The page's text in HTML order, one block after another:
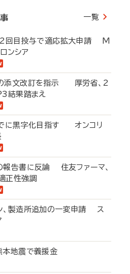
一覧
2回目投与で適応拡大申請 M
ンシア
添文改訂を指示 厚労省、2
結果踏まえ
に黒字化目指す オンコリ
報告書に反論 住友ファーマ、
正性強調
、製造所追加の一変申請 ス
本地震で義援金